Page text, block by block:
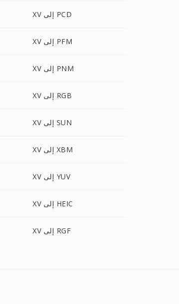
XV إلى PCD
XV إلى PFM
XV إلى PNM
XV إلى RGB
XV إلى SUN
XV إلى XBM
XV إلى YUV
XV إلى HEIC
XV إلى RGF